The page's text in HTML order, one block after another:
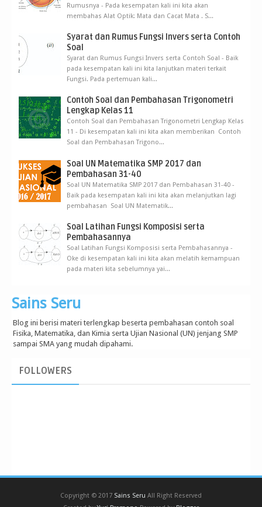
Rumusnya - Pada kesempatan kali ini kita akan
membahas Alat Optik: Mata dan Cacat Mata . S...
Syarat dan Rumus Fungsi Invers serta Contoh
Soal
Syarat dan Rumus Fungsi Invers serta Contoh Soal - Baik
pada kesempatan kali ini kita lanjutkan materi terkait
Fungsi. Pada pertemuan kali...
Contoh Soal dan Pembahasan Trigonometri
Lengkap Kelas 11
Contoh Soal dan Pembahasan Trigonometri Lengkap Kelas
11 - Di kesempatan kali ini kita akan memberikan Contoh
Soal dan Pembahasan Trigono...
Soal UN Matematika SMP 2017 dan
Pembahasan 31-40
Soal UN Matematika SMP 2017 dan Pembahasan 31-40 -
Baik pada kesempatan kali ini kita akan melanjutkan lagi
pembahasan Soal UN Matematik...
Soal Latihan Fungsi Komposisi serta
Pembahasannya
Soal Latihan Fungsi Komposisi serta Pembahasannya -
Oke di kesempatan kali ini kita akan melatih kemampuan
pada materi kita sebelumnya yai...
Sains Seru
Blog ini berisi materi terlengkap beserta pembahasan contoh soal
Fisika, Matematika, dan Kimia serta Ujian Nasional (UN) jenjang SMP
sampai SMA yang mudah dipahami.
FOLLOWERS
Copyright © 2017 Sains Seru All Right Reserved